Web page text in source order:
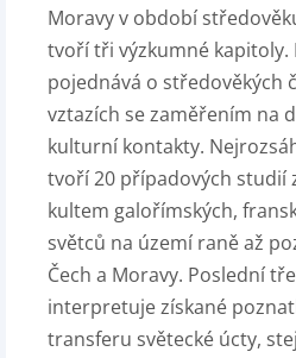
Moravy v období
tvoří tři výzkumné kapitoly.
pojednává o středověkých
vztazích se zaměřením na
kulturní kontakty.
tvoří 20 případových studií
kultem galořímských,
světců na území raně až
Čech a Moravy. Poslední
interpretuje získané
transferu světecké úcty,